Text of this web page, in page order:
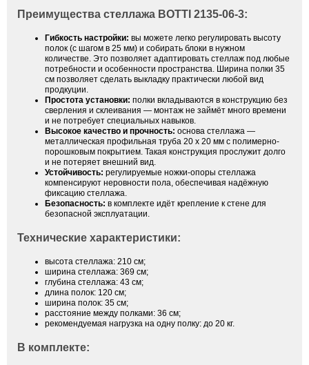
Преимущества стеллажа BOTTI 2135-06-3:
Гибкость настройки: вы можете легко регулировать высоту
полок (с шагом в 25 мм) и собирать блоки в нужном
количестве. Это позволяет адаптировать стеллаж под любые
потребности и особенности пространства. Ширина полки 35
см позволяет сделать выкладку практически любой вид
продкуции.
Простота установки: полки вкладываются в конструкцию без
сверления и склеивания — монтаж не займёт много времени
и не потребует специальных навыков.
Высокое качество и прочность: основа стеллажа —
металлическая профильная труба 20 х 20 мм с полимерно-
порошковым покрытием. Такая конструкция прослужит долго
и не потеряет внешний вид.
Устойчивость: регулируемые ножки-опоры стеллажа
компенсируют неровности пола, обеспечивая надёжную
фиксацию стеллажа.
Безопасность: в комплекте идёт крепление к стене для
безопасной эксплуатации.
Технические характеристики:
высота стеллажа: 210 см;
ширина стеллажа: 369 см;
глубина стеллажа: 43 см;
длина полок: 120 см;
ширина полок: 35 см;
расстояние между полками: 36 см;
рекомендуемая нагрузка на одну полку: до 20 кг.
В комплекте: